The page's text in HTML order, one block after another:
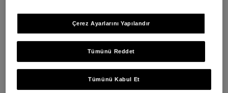
Tümünü Reddet
Tümünü Kabul Et
Çerez Ayarlarını Yapılandır